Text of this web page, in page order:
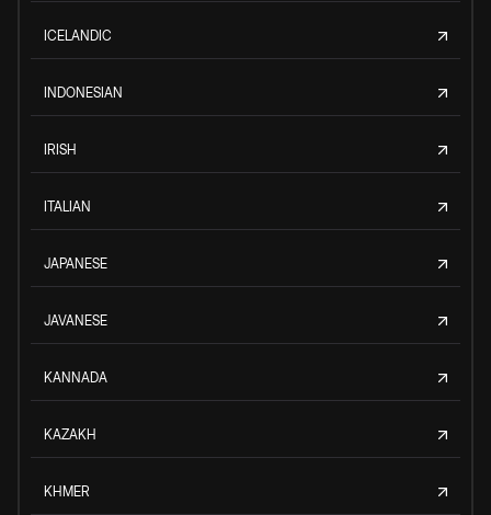
ICELANDIC
INDONESIAN
IRISH
ITALIAN
JAPANESE
JAVANESE
KANNADA
KAZAKH
KHMER